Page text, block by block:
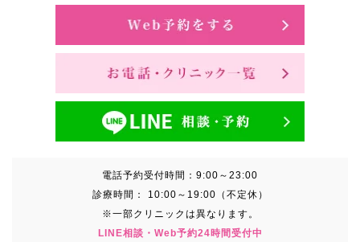
電話予約受付時間： 9:00～23:00
診療時間：
10:00～19:00（不定休）
※一部クリニックは異なります。
LINE相談・Web予約24時間受付中